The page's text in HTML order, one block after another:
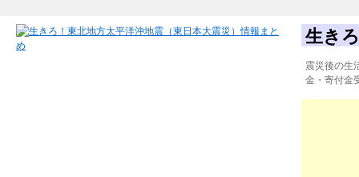
生き
震災後の生
金・寄付金